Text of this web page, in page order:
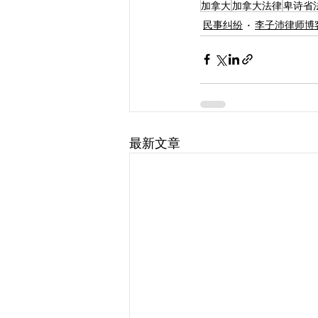
加拿大加拿大法律卑诗省
民事纠纷
李子沛律师博
最新文章